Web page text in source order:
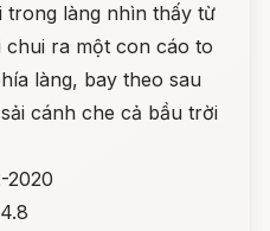
trong làng nhìn thấy từ
ra một con cáo to
làng, bay theo sau
cánh che cả bầu trời
2020